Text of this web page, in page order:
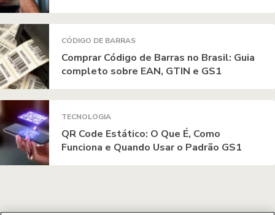
CÓDIGO DE BARRAS
Comprar Código de Barras no Brasil: Guia
completo sobre EAN, GTIN e GS1
TECNOLOGIA
QR Code Estático: O Que É, Como
Funciona e Quando Usar o Padrão GS1